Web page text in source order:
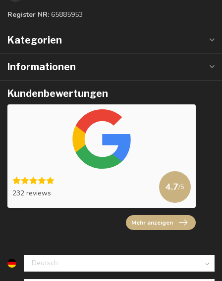
Register NR: 65885953
Kategorien
Informationen
Kundenbewertungen
232 reviews
4.7/5
Mehr anzeigen